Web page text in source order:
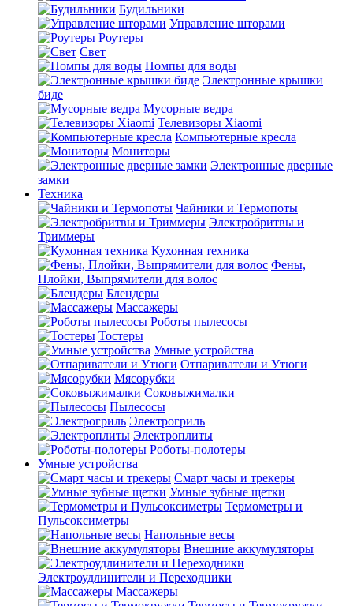
Будильники
Управление шторами
Роутеры
Свет
Помпы для воды
Электронные крышки
биде
Мусорные ведра
Телевизоры Xiaomi
Компьютерные кресла
Мониторы
Электронные дверные
замки
Техника
Чайники и Термопоты
Электробритвы и
Триммеры
Кухонная техника
Фены,
Плойки, Выпрямители для волос
Блендеры
Массажеры
Роботы пылесосы
Тостеры
Умные устройства
Отпариватели и Утюги
Мясорубки
Соковыжималки
Пылесосы
Электрогриль
Электроплиты
Роботы-полотеры
Умные устройства
Смарт часы и трекеры
Умные зубные щетки
Термометры и
Пульсоксиметры
Напольные весы
Внешние аккумуляторы
Электроудлинители и Переходники
Массажеры